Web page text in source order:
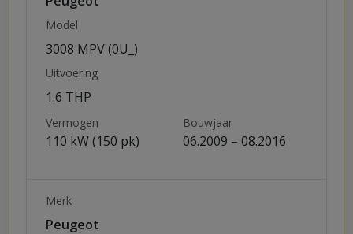
Model
3008 MPV (0U_)
Uitvoering
1.6 THP
Vermogen
110 kW (150 pk)
Bouwjaar
06.2009 – 08.2016
Merk
Peugeot